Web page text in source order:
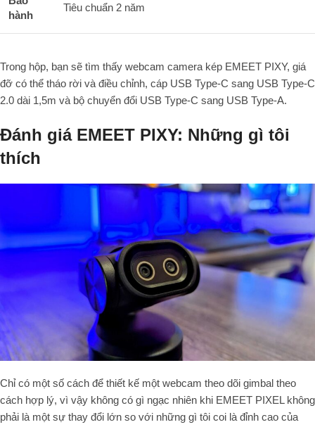
hành
Tiêu chuẩn 2 năm
Trong hộp, bạn sẽ tìm thấy webcam camera kép EMEET PIXY, giá
đỡ có thể tháo rời và điều chỉnh, cáp USB Type-C sang USB Type-C
2.0 dài 1,5m và bộ chuyển đổi USB Type-C sang USB Type-A.
Đánh giá EMEET PIXY: Những gì tôi
thích
Chỉ có một số cách để thiết kế một webcam theo dõi gimbal theo
cách hợp lý, vì vậy không có gì ngạc nhiên khi EMEET PIXEL không
phải là một sự thay đổi lớn so với những gì tôi coi là đỉnh cao của